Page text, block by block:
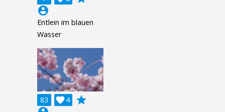
account_circle
Entlein im blauen
Wasser
83 4

grade